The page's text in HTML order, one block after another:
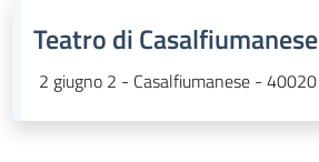
Teatro di Casalfiumanese
2 giugno 2 - Casalfiumanese - 40020